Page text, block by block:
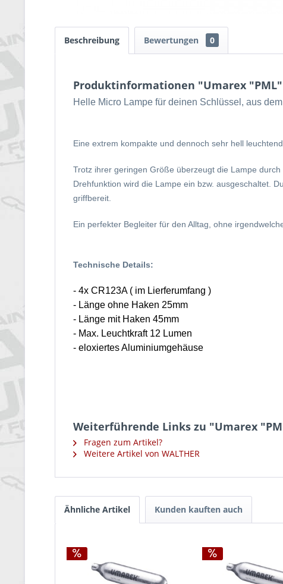
Beschreibung Bewertungen 0
Produktinformationen "Umarex
Helle Micro Lampe für deinen Schlüssel, aus
Eine extrem kompakte und dennoch sehr hell
Trotz ihrer geringen Größe überzeugt die Lampe
Drehfunktion wird die Lampe ein bzw. ausgeschaltet.
griffbereit.
Ein perfekter Begleiter für den Alltag, ohne
Technische Details:
- 4x CR123A ( im Lierferumfang )
- Länge ohne Haken 25mm
- Länge mit Haken 45mm
- Max. Leuchtkraft 12 Lumen
- eloxiertes Aluminiumgehäuse
Weiterführende Links zu "Umarex
Fragen zum Artikel?
Weitere Artikel von WALTHER
Ähnliche Artikel Kunden kauften auch